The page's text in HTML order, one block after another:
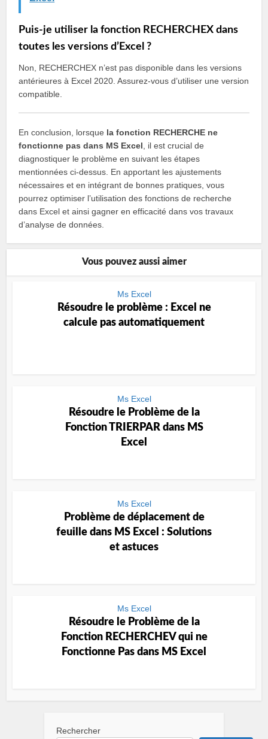
Puis-je utiliser la fonction RECHERCHEX dans
toutes les versions d’Excel ?
Non, RECHERCHEX n’est pas disponible dans les versions
antérieures à Excel 2020. Assurez-vous d’utiliser une version
compatible.
En conclusion, lorsque la fonction RECHERCHE ne
fonctionne pas dans MS Excel , il est crucial de
diagnostiquer le problème en suivant les étapes
mentionnées ci-dessus. En apportant les ajustements
nécessaires et en intégrant de bonnes pratiques, vous
pourrez optimiser l’utilisation des fonctions de recherche
dans Excel et ainsi gagner en efficacité dans vos travaux
d’analyse de données.
Vous pouvez aussi aimer
Ms Excel
Résoudre le problème : Excel ne
calcule pas automatiquement
Ms Excel
Résoudre le Problème de la
Fonction TRIERPAR dans MS
Excel
Ms Excel
Problème de déplacement de
feuille dans MS Excel : Solutions
et astuces
Ms Excel
Résoudre le Problème de la
Fonction RECHERCHEV qui ne
Fonctionne Pas dans MS Excel
Rechercher